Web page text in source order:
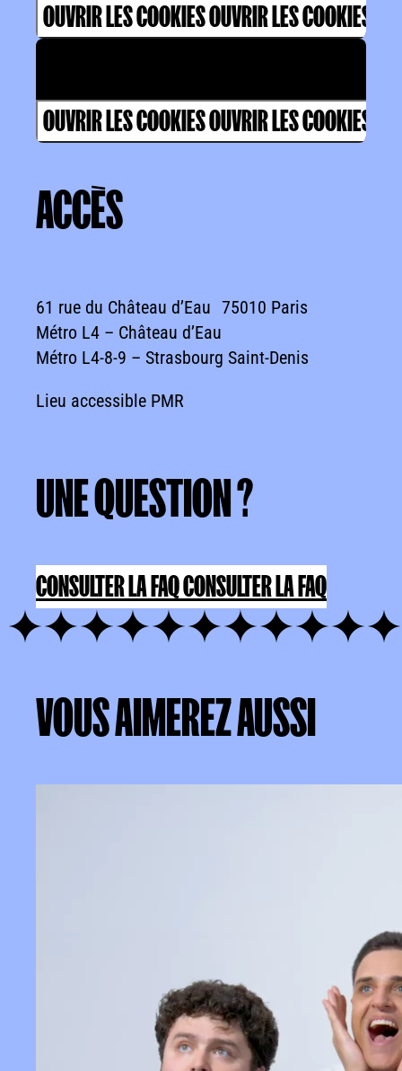
OUVRIR LES COOKIESOUVRIR LES COOKIES
OUVRIR LES COOKIESOUVRIR LES COOKIES
ACCÈS
61 rue du Château d’Eau 75010 Paris
Métro L4 – Château d’Eau
Métro L4-8-9 – Strasbourg Saint-Denis
Lieu accessible PMR
UNEQUESTION?
CONSULTER LA FAQCONSULTER LA FAQ
VOUSAIMEREZAUSSI